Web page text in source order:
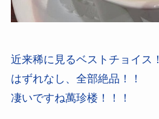
近来稀に見るベストチョイス！
はずれなし、全部絶品！！
凄いですね萬珍楼！！！